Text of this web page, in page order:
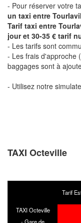
- Pour réserver votre
un taxi entre
Tarif taxi entre
jour et 30-35 € tarif
- Les tarifs sont
- Les frais d'approche
baggages sont à
- Utilisez notre
TAXI Octeville
Tarif
TAXI Octeville